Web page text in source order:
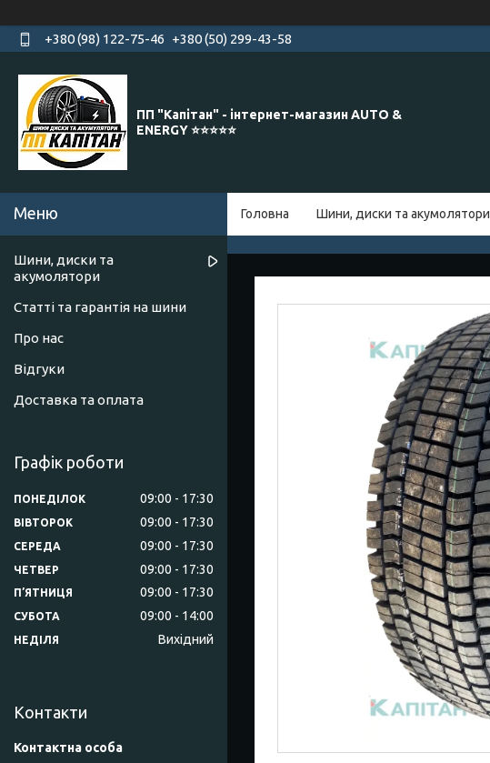
+380 (98) 122-75-46 +380 (50) 299-43-58
ПП "Капітан" - інтернет-магазин AUTO &
ENERGY ⭐️⭐️⭐️⭐️⭐️
Головна Шини, диски та акумолятори
Шини, диски та
акумолятори
Статті та гарантія на шини
Про нас
Відгуки
Доставка та оплата
Графік роботи
ПОНЕДІЛОК 09:00 17:30
ВІВТОРОК 09:00 17:30
СЕРЕДА 09:00 17:30
ЧЕТВЕР 09:00 17:30
ПʼЯТНИЦЯ 09:00 17:30
СУБОТА 09:00 14:00
НЕДІЛЯ Вихідний
Контакти